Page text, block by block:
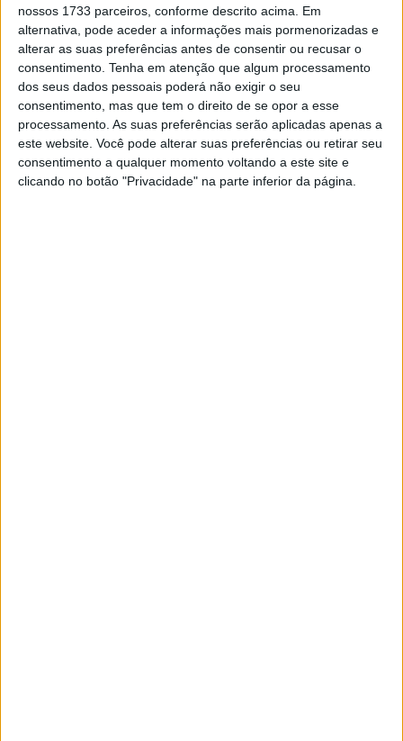
nossos 1733 parceiros, conforme descrito acima. Em
alternativa, pode aceder a informações mais pormenorizadas e
alterar as suas preferências antes de consentir ou recusar o
consentimento. Tenha em atenção que algum processamento
dos seus dados pessoais poderá não exigir o seu
consentimento, mas que tem o direito de se opor a esse
processamento. As suas preferências serão aplicadas apenas a
este website. Você pode alterar suas preferências ou retirar seu
consentimento a qualquer momento voltando a este site e
clicando no botão "Privacidade" na parte inferior da página.
reforça ainda mais a estrutura organizacional da
empresa enquanto continua o seu desenvolvimento ao
mais alto nível do motociclismo”.
Paolo Campinoti dedicou algumas palavras à nova
contratação da Pramac. “Estou muito orgulhoso por dar
as boas-vindas ao Ross à Pramac Racing. Para além da
sua extraordinária carreira e dos seus sucessos na
Fórmula 1, Ross é alguém com quem partilho uma